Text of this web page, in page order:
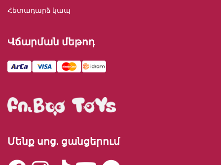
Հետադարձ կապ
Վճարման մեթոդ
Մենք սոց. ցանցերում